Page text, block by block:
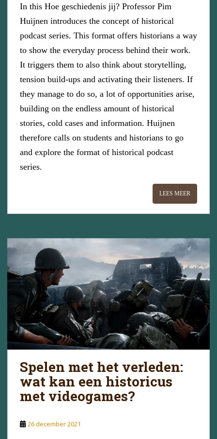
In this Hoe geschiedenis jij? Professor Pim
Huijnen introduces the concept of historical
podcast series. This format offers historians a way
to show the everyday process behind their work.
It triggers them to also think about storytelling,
tension build-ups and activating their listeners. If
they manage to do so, a lot of opportunities arise,
building on the endless amount of historical
stories, cold cases and information. Huijnen
therefore calls on students and historians to go
and explore the format of historical podcast
series.
LEES MEER
Spelen met het verleden:
wat kan een historicus
met videogames?
26 december 2021